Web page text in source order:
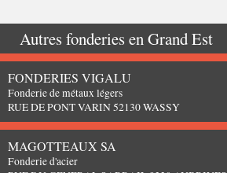
Autres fonderies enGrand Est
FONDERIES VIGALU
Fonderie de métaux légers
RUE DE PONT VARIN 52130 WASSY
MAGOTTEAUX SA
Fonderie d'acier